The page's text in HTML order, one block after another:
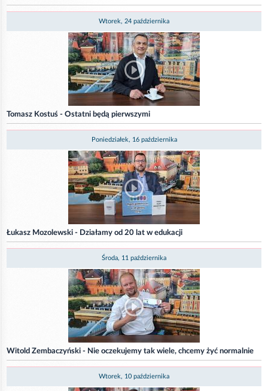
Wtorek, 24 października
Tomasz Kostuś - Ostatni będą pierwszymi
Poniedziałek, 16 października
Łukasz Mozolewski - Działamy od 20 lat w edukacji
Środa, 11 października
Witold Zembaczyński - Nie oczekujemy tak wiele, chcemy żyć normalnie
Wtorek, 10 października